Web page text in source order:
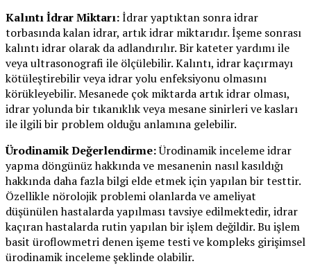
Kalıntı İdrar Miktarı:İdrar yaptıktan sonra idrar
torbasında kalan idrar, artık idrar miktarıdır. İşeme sonrası
kalıntı idrar olarak da adlandırılır. Bir kateter yardımı ile
veya ultrasonografi ile ölçülebilir. Kalıntı, idrar kaçırmayı
kötüleştirebilir veya idrar yolu enfeksiyonu olmasını
körükleyebilir. Mesanede çok miktarda artık idrar olması,
idrar yolunda bir tıkanıklık veya mesane sinirleri ve kasları
ile ilgili bir problem olduğu anlamına gelebilir.
Ürodinamik Değerlendirme:Ürodinamik inceleme idrar
yapma döngünüz hakkında ve mesanenin nasıl kasıldığı
hakkında daha fazla bilgi elde etmek için yapılan bir testtir.
Özellikle nörolojik problemi olanlarda ve ameliyat
düşünülen hastalarda yapılması tavsiye edilmektedir, idrar
kaçıran hastalarda rutin yapılan bir işlem değildir. Bu işlem
basit üroflowmetri denen işeme testi ve kompleks girişimsel
ürodinamik inceleme şeklinde olabilir.